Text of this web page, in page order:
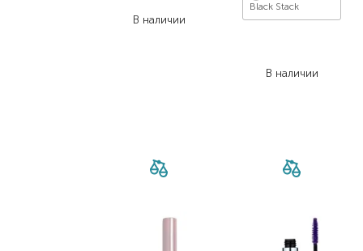
В наличии
Black Stack
В наличии